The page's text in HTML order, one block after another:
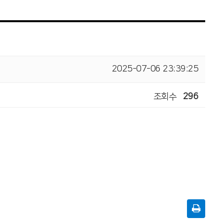
2025-07-06 23:39:25
조회수 296